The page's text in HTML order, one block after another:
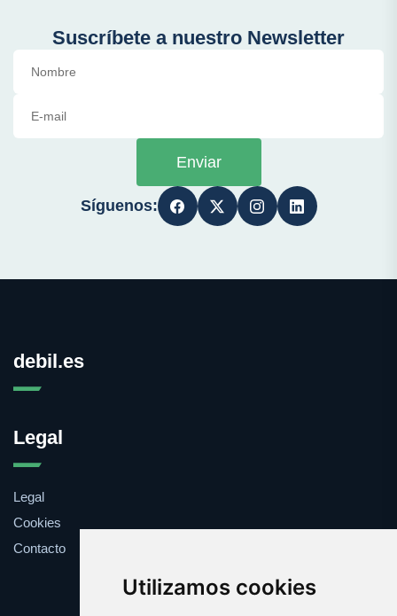
Utilizamos cookies
Suscríbete a nuestro Newsletter
Enviar
Síguenos:
debil.es
Legal
Legal
Cookies
Contacto